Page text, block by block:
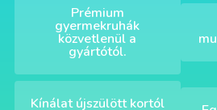
Prémium
gyermekruhák
közvetlenül a
gyártótól.
Kínálat újszülött kortól